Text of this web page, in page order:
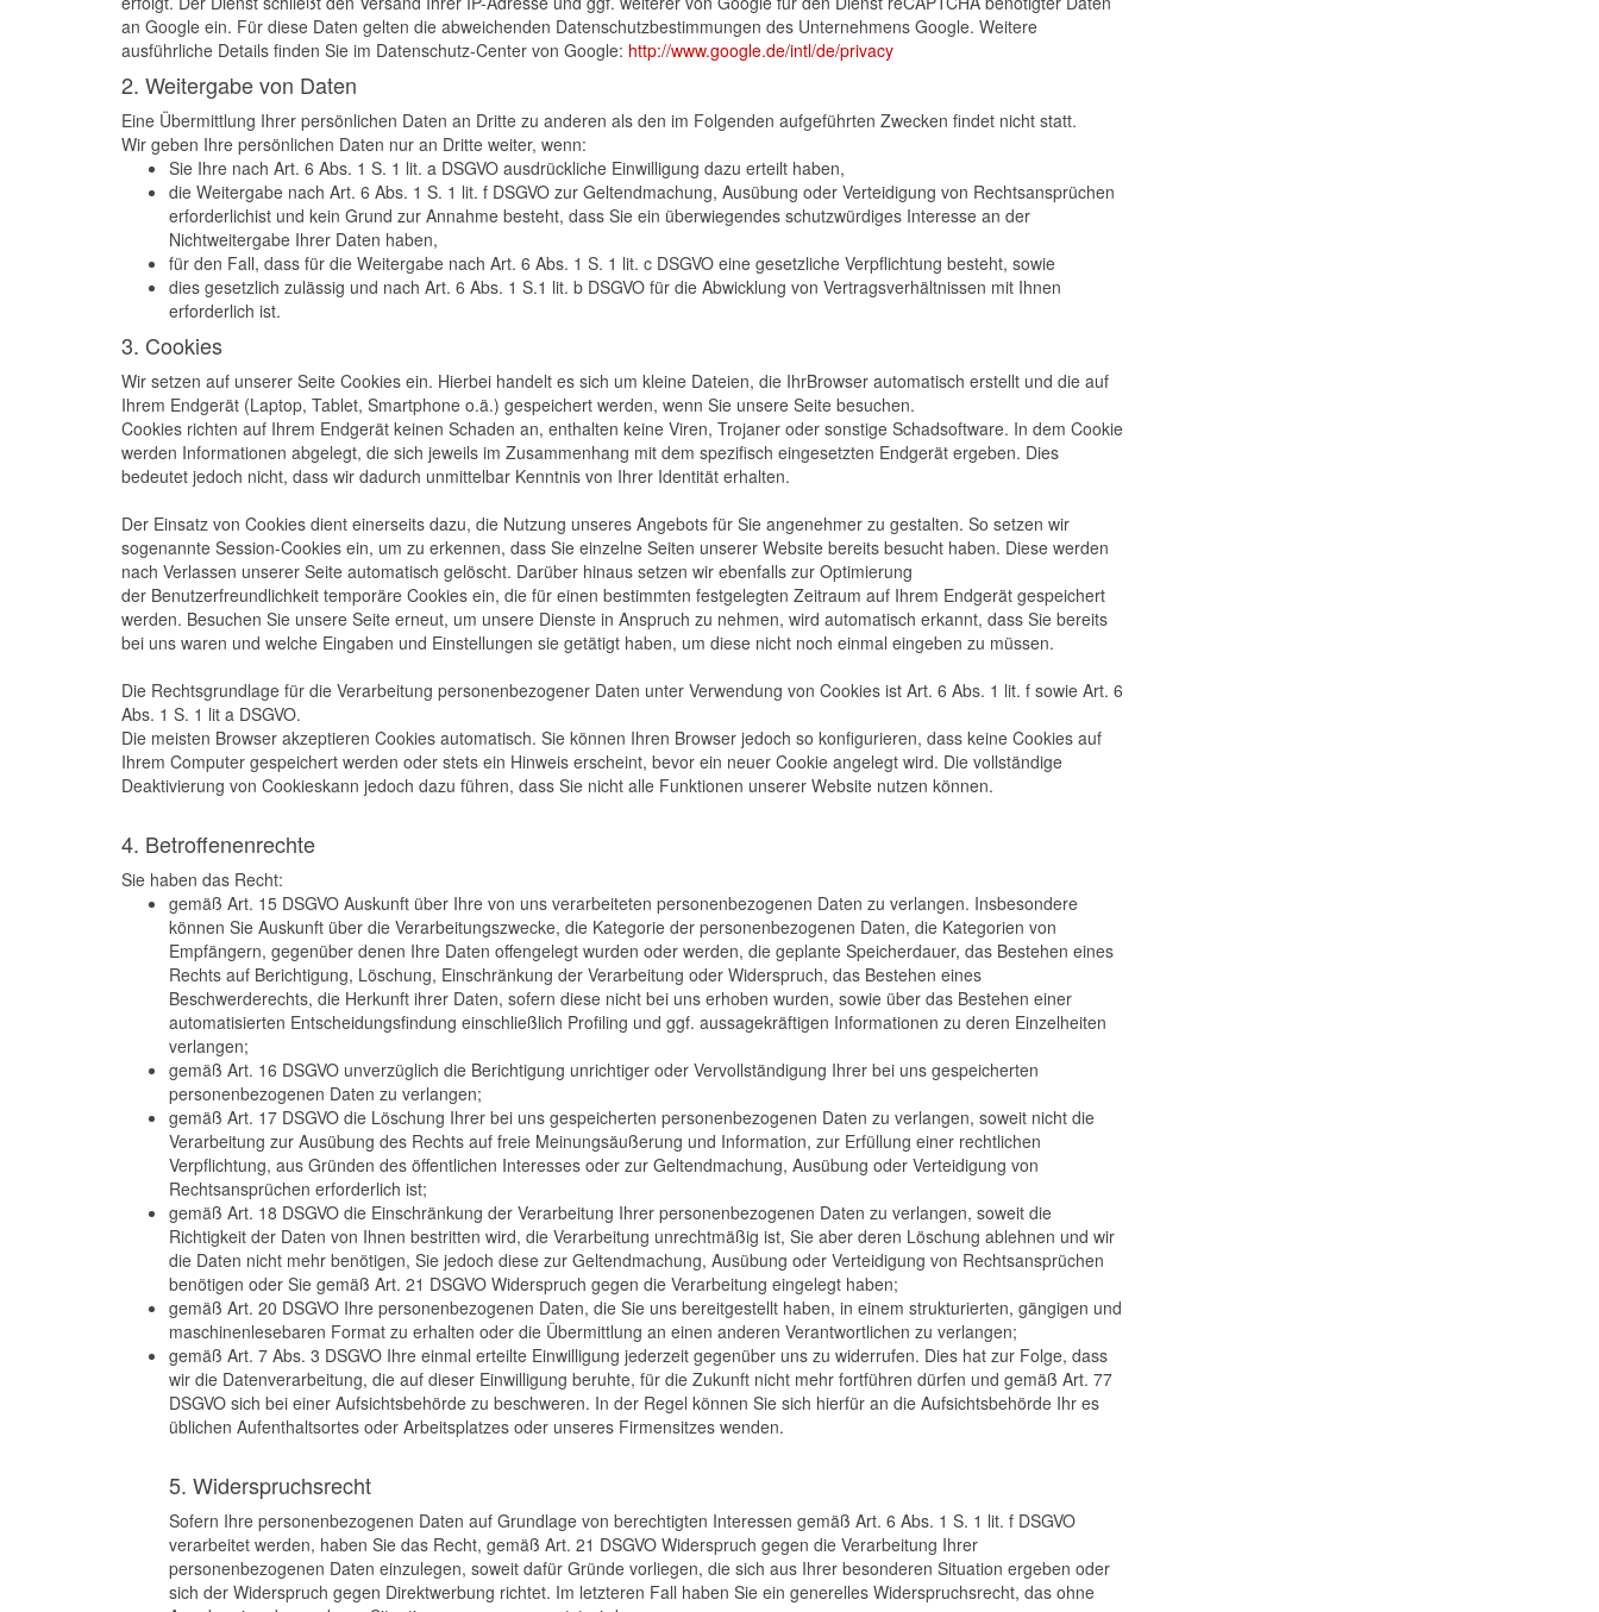
an Google ein. Für diese Daten gelten die abweichenden Datenschutzbestimmungen des Unternehmens Google. Weitere
ausführliche Details finden Sie im Datenschutz-Center von Google: http://www.google.de/intl/de/privacy
2. Weitergabe von Daten
Eine Übermittlung Ihrer persönlichen Daten an Dritte zu anderen als den im Folgenden aufgeführten Zwecken findet nicht statt.
Wir geben Ihre persönlichen Daten nur an Dritte weiter, wenn:
Sie Ihre nach Art. 6 Abs. 1 S. 1 lit. a DSGVO ausdrückliche Einwilligung dazu erteilt haben,
die Weitergabe nach Art. 6 Abs. 1 S. 1 lit. f DSGVO zur Geltendmachung, Ausübung oder Verteidigung von Rechtsansprüchen
erforderlichist und kein Grund zur Annahme besteht, dass Sie ein überwiegendes schutzwürdiges Interesse an der
Nichtweitergabe Ihrer Daten haben,
für den Fall, dass für die Weitergabe nach Art. 6 Abs. 1 S. 1 lit. c DSGVO eine gesetzliche Verpflichtung besteht, sowie
dies gesetzlich zulässig und nach Art. 6 Abs. 1 S.1 lit. b DSGVO für die Abwicklung von Vertragsverhältnissen mit Ihnen
erforderlich ist.
3. Cookies
Wir setzen auf unserer Seite Cookies ein. Hierbei handelt es sich um kleine Dateien, die IhrBrowser automatisch erstellt und die auf
Ihrem Endgerät (Laptop, Tablet, Smartphone o.ä.) gespeichert werden, wenn Sie unsere Seite besuchen.
Cookies richten auf Ihrem Endgerät keinen Schaden an, enthalten keine Viren, Trojaner oder sonstige Schadsoftware. In dem Cookie
werden Informationen abgelegt, die sich jeweils im Zusammenhang mit dem spezifisch eingesetzten Endgerät ergeben. Dies
bedeutet jedoch nicht, dass wir dadurch unmittelbar Kenntnis von Ihrer Identität erhalten.
Der Einsatz von Cookies dient einerseits dazu, die Nutzung unseres Angebots für Sie angenehmer zu gestalten. So setzen wir
sogenannte Session-Cookies ein, um zu erkennen, dass Sie einzelne Seiten unserer Website bereits besucht haben. Diese werden
nach Verlassen unserer Seite automatisch gelöscht. Darüber hinaus setzen wir ebenfalls zur Optimierung
der Benutzerfreundlichkeit temporäre Cookies ein, die für einen bestimmten festgelegten Zeitraum auf Ihrem Endgerät gespeichert
werden. Besuchen Sie unsere Seite erneut, um unsere Dienste in Anspruch zu nehmen, wird automatisch erkannt, dass Sie bereits
bei uns waren und welche Eingaben und Einstellungen sie getätigt haben, um diese nicht noch einmal eingeben zu müssen.
Die Rechtsgrundlage für die Verarbeitung personenbezogener Daten unter Verwendung von Cookies ist Art. 6 Abs. 1 lit. f sowie Art. 6
Abs. 1 S. 1 lit a DSGVO.
Die meisten Browser akzeptieren Cookies automatisch. Sie können Ihren Browser jedoch so konfigurieren, dass keine Cookies auf
Ihrem Computer gespeichert werden oder stets ein Hinweis erscheint, bevor ein neuer Cookie angelegt wird. Die vollständige
Deaktivierung von Cookieskann jedoch dazu führen, dass Sie nicht alle Funktionen unserer Website nutzen können.
4. Betroffenenrechte
Sie haben das Recht:
gemäß Art. 15 DSGVO Auskunft über Ihre von uns verarbeiteten personenbezogenen Daten zu verlangen. Insbesondere
können Sie Auskunft über die Verarbeitungszwecke, die Kategorie der personenbezogenen Daten, die Kategorien von
Empfängern, gegenüber denen Ihre Daten offengelegt wurden oder werden, die geplante Speicherdauer, das Bestehen eines
Rechts auf Berichtigung, Löschung, Einschränkung der Verarbeitung oder Widerspruch, das Bestehen eines
Beschwerderechts, die Herkunft ihrer Daten, sofern diese nicht bei uns erhoben wurden, sowie über das Bestehen einer
automatisierten Entscheidungsfindung einschließlich Profiling und ggf. aussagekräftigen Informationen zu deren Einzelheiten
verlangen;
gemäß Art. 16 DSGVO unverzüglich die Berichtigung unrichtiger oder Vervollständigung Ihrer bei uns gespeicherten
personenbezogenen Daten zu verlangen;
gemäß Art. 17 DSGVO die Löschung Ihrer bei uns gespeicherten personenbezogenen Daten zu verlangen, soweit nicht die
Verarbeitung zur Ausübung des Rechts auf freie Meinungsäußerung und Information, zur Erfüllung einer rechtlichen
Verpflichtung, aus Gründen des öffentlichen Interesses oder zur Geltendmachung, Ausübung oder Verteidigung von
Rechtsansprüchen erforderlich ist;
gemäß Art. 18 DSGVO die Einschränkung der Verarbeitung Ihrer personenbezogenen Daten zu verlangen, soweit die
Richtigkeit der Daten von Ihnen bestritten wird, die Verarbeitung unrechtmäßig ist, Sie aber deren Löschung ablehnen und wir
die Daten nicht mehr benötigen, Sie jedoch diese zur Geltendmachung, Ausübung oder Verteidigung von Rechtsansprüchen
benötigen oder Sie gemäß Art. 21 DSGVO Widerspruch gegen die Verarbeitung eingelegt haben;
gemäß Art. 20 DSGVO Ihre personenbezogenen Daten, die Sie uns bereitgestellt haben, in einem strukturierten, gängigen und
maschinenlesebaren Format zu erhalten oder die Übermittlung an einen anderen Verantwortlichen zu verlangen;
gemäß Art. 7 Abs. 3 DSGVO Ihre einmal erteilte Einwilligung jederzeit gegenüber uns zu widerrufen. Dies hat zur Folge, dass
wir die Datenverarbeitung, die auf dieser Einwilligung beruhte, für die Zukunft nicht mehr fortführen dürfen und gemäß Art. 77
DSGVO sich bei einer Aufsichtsbehörde zu beschweren. In der Regel können Sie sich hierfür an die Aufsichtsbehörde Ihr es
üblichen Aufenthaltsortes oder Arbeitsplatzes oder unseres Firmensitzes wenden.
5. Widerspruchsrecht
Sofern Ihre personenbezogenen Daten auf Grundlage von berechtigten Interessen gemäß Art. 6 Abs. 1 S. 1 lit. f DSGVO
verarbeitet werden, haben Sie das Recht, gemäß Art. 21 DSGVO Widerspruch gegen die Verarbeitung Ihrer
personenbezogenen Daten einzulegen, soweit dafür Gründe vorliegen, die sich aus Ihrer besonderen Situation ergeben oder
sich der Widerspruch gegen Direktwerbung richtet. Im letzteren Fall haben Sie ein generelles Widerspruchsrecht, das ohne